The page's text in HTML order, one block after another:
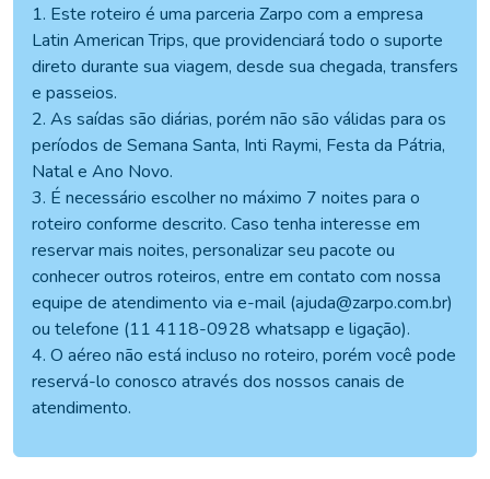
1. Este roteiro é uma parceria Zarpo com a empresa
Latin American Trips, que providenciará todo o suporte
direto durante sua viagem, desde sua chegada, transfers
e passeios.
2. As saídas são diárias, porém não são válidas para os
períodos de Semana Santa, Inti Raymi, Festa da Pátria,
Natal e Ano Novo.
3. É necessário escolher no máximo 7 noites para o
roteiro conforme descrito. Caso tenha interesse em
reservar mais noites, personalizar seu pacote ou
conhecer outros roteiros, entre em contato com nossa
equipe de atendimento via e-mail (ajuda@zarpo.com.br)
ou telefone (11 4118-0928 whatsapp e ligação).
4. O aéreo não está incluso no roteiro, porém você pode
reservá-lo conosco através dos nossos canais de
atendimento.